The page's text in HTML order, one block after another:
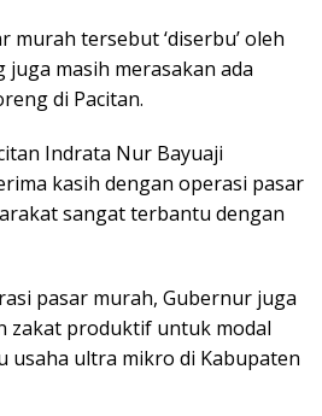
murah tersebut ‘diserbu’ oleh
juga masih merasakan ada
di Pacitan.
Indrata Nur Bayuaji
kasih dengan operasi pasar
sangat terbantu dengan
pasar murah, Gubernur juga
zakat produktif untuk modal
usaha ultra mikro di Kabupaten